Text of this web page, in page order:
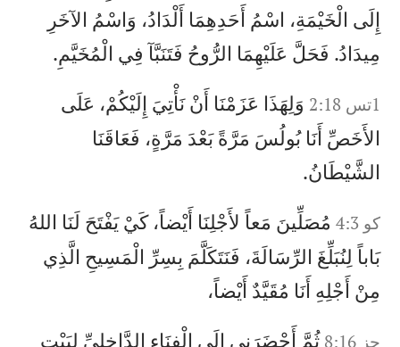
إِلَى الْخَيْمَةِ، اسْمُ أَحَدِهِمَا أَلْدَادُ، وَاسْمُ الآخَرِ
مِيدَادُ. فَحَلَّ عَلَيْهِمَا الرُّوحُ فَتَنَبَّآ فِي الْمُخَيَّمِ.
1تس 2:18
وَلِهَذَا عَزَمْنَا أَنْ نَأْتِيَ إِلَيْكُمْ، عَلَى
الأَخَصِّ أَنَا بُولُسَ مَرَّةً بَعْدَ مَرَّةٍ، فَعَاقَنَا
الشَّيْطَانُ.
كو 4:3
مُصَلِّينَ مَعاً لأَجْلِنَا أَيْضاً، كَيْ يَفْتَحَ لَنَا اللهُ
بَاباً لِنُبَلِّغَ الرِّسَالَةَ، فَنَتَكَلَّمَ بِسِرِّ الْمَسِيحِ الَّذِي
مِنْ أَجْلِهِ أَنَا مُقَيَّدٌ أَيْضاً،
حز 8:16 ثُمَّ أَحْضَرَنِي إِلَى الْفِنَاءِ الدَّاخِلِيِّ لِبَيْتِ